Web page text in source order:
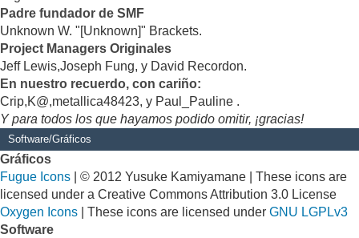
Padre fundador de SMF
Unknown W. "[Unknown]" Brackets.
Project Managers Originales
Jeff Lewis,Joseph Fung, y David Recordon.
En nuestro recuerdo, con cariño:
Crip,K@,metallica48423, y Paul_Pauline .
Y para todos los que hayamos podido omitir, ¡gracias!
Software/Gráficos
Gráficos
Fugue Icons | © 2012 Yusuke Kamiyamane | These icons are
licensed under a Creative Commons Attribution 3.0 License
Oxygen Icons | These icons are licensed under GNU LGPLv3
Software